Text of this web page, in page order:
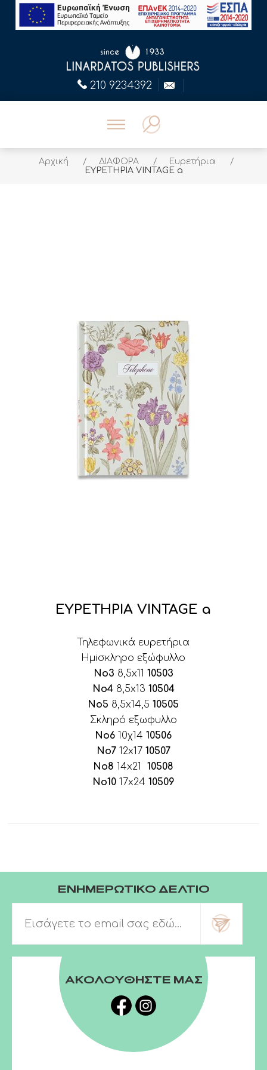
210 9234392
Αρχική / ΔΙΑΦΟΡΑ / Ευρετήρια
/
ΕΥΡΕΤΗΡΙΑ VINTAGE a
ΕΥΡΕΤΗΡΙΑ VINTAGE a
Τηλεφωνικά ευρετήρια
Ημiσκληρο εξώφυλλο
No3 8,5x11 10503
No4 8,5x13 10504
No5 8,5x14,510505
Σκληρό εξωφυλλο
No6 10χ14 10506
No712x17 10507
No8 14x21
10508
No1017x24 10509
ΕΝΗΜΕΡΩΤΙΚΟ ΔΕΛΤΙΟ
ΑΚΟΛΟΥΘΗΣΤΕ ΜΑΣ